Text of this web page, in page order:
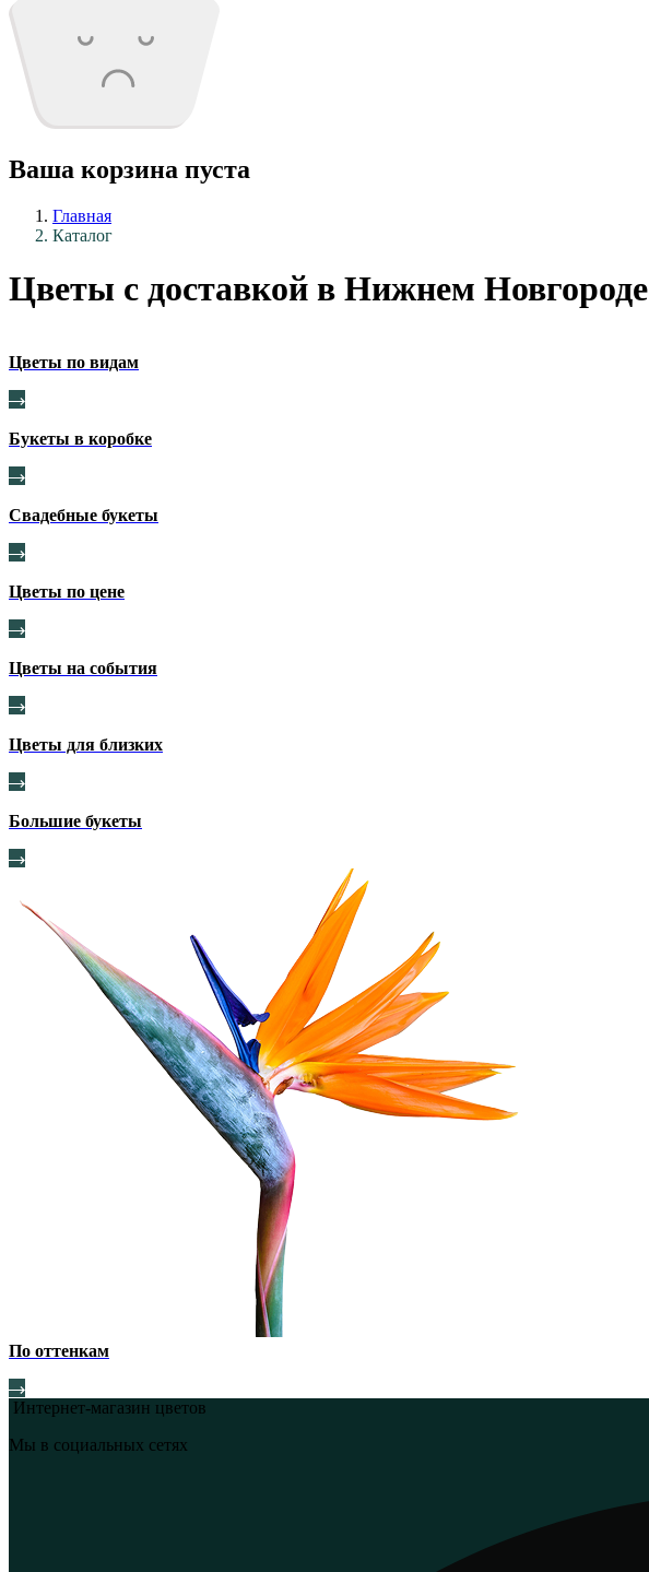
Ваша корзина пуста
Главная
Каталог
Цветы с доставкой в Нижнем Новгороде
Цветы по видам
Букеты в коробке
Свадебные букеты
Цветы по цене
Цветы на события
Цветы для близких
Большие букеты
По оттенкам
Интернет-магазин цветов
Мы в социальных сетях